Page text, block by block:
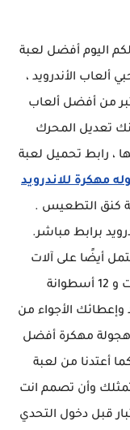
اليوم أفضل لعبة
الأندرويد ،
من أفضل ألعاب
تعديل المحرك
، رابط تحميل لعبة
مهكرة للاندرويد
كنق التطعيس .
برابط مباشر.
أيضًا على آلات
استبدال 6 أسطوانات و 8 أسطوانات و 12 أسطوانة
الأجواء من
هجولة مهكرة أفضل
أعتدنا من لعبة
وأن تصمم انت
قبل دخول التحدي